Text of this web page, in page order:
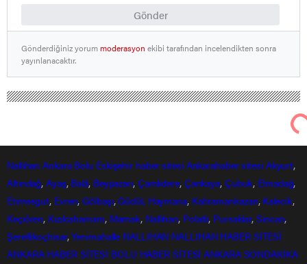
Gönder
Gönderdiğiniz yorummoderasyon ekibi tarafından incelendikten sonra
yayınlanacaktır.
çıkan yangının büyüklüğü günün ilk
ışıklarıyla ortaya çıktı